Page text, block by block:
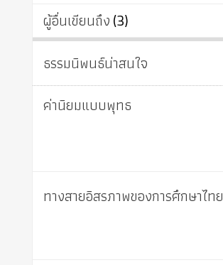
ผู้อื่นเขียนถึง(3)
ธรรมนิพนธ์น่าสนใจ
ค่านิยมแบบพุทธ
ทางสายอิสรภาพของการศึกษาไทย